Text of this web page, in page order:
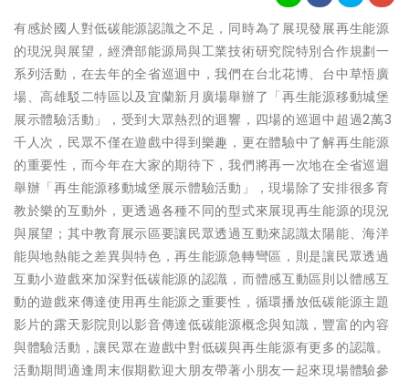
有感於國人對低碳能源認識之不足，同時為了展現發展再生能源
的現況與展望，經濟部能源局與工業技術研究院特別合作規劃一
系列活動，在去年的全省巡迴中，我們在台北花博、台中草悟廣
場、高雄駁二特區以及宜蘭新月廣場舉辦了「再生能源移動城堡
展示體驗活動」，受到大眾熱烈的迴響，四場的巡迴中超過2萬3
千人次，民眾不僅在遊戲中得到樂趣，更在體驗中了解再生能源
的重要性，而今年在大家的期待下，我們將再一次地在全省巡迴
舉辦「再生能源移動城堡展示體驗活動」，現場除了安排很多育
教於樂的互動外，更透過各種不同的型式來展現再生能源的現況
與展望；其中教育展示區要讓民眾透過互動來認識太陽能、海洋
能與地熱能之差異與特色，再生能源急轉彎區，則是讓民眾透過
互動小遊戲來加深對低碳能源的認識，而體感互動區則以體感互
動的遊戲來傳達使用再生能源之重要性，循環播放低碳能源主題
影片的露天影院則以影音傳達低碳能源概念與知識，豐富的內容
與體驗活動，讓民眾在遊戲中對低碳與再生能源有更多的認識。
活動期間適逢周末假期歡迎大朋友帶著小朋友一起來現場體驗參